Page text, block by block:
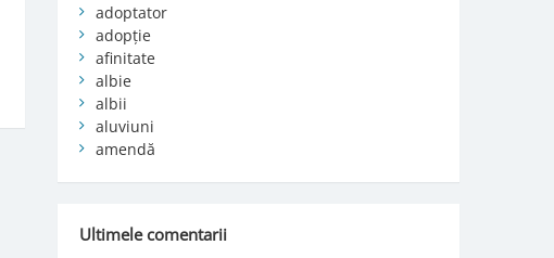
adoptator
adopție
afinitate
albie
albii
aluviuni
amendă
Ultimele comentarii